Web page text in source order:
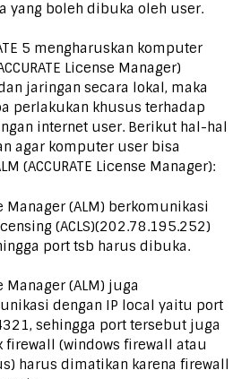
yang boleh dibuka oleh user.
5 mengharuskan komputer
License Manager)
jaringan secara lokal, maka
perlakukan khusus terhadap
internet user. Berikut hal-hal
agar komputer user bisa
(ACCURATE License Manager):
Manager (ALM) berkomunikasi
(ACLS)(202.78.195.252)
port tsb harus dibuka.
Manager (ALM) juga
dengan IP local yaitu port
sehingga port tersebut juga
firewall (windows firewall atau
harus dimatikan karena firewall